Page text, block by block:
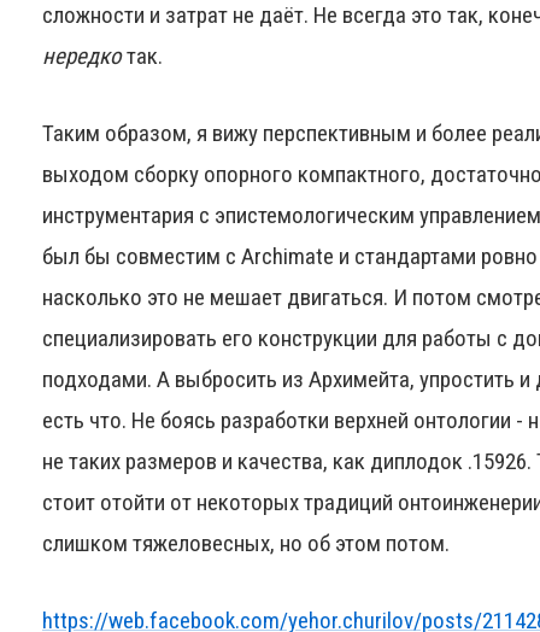
сложности и затрат не даёт. Не всегда это так,
нередкотак.
Таким образом, я вижу перспективным и более
выходом сборку опорного компактного,
инструментария с эпистемологическим
был бы совместим с Archimate и стандартами
насколько это не мешает двигаться. И потом
специализировать его конструкции для работы с
подходами. А выбросить из Архимейта, упростить и
есть что. Не боясь разработки верхней онтологии -
не таких размеров и качества, как диплодок
стоит отойти от некоторых традиций
слишком тяжеловесных, но об этом потом.
https://web.facebook.com/yehor.churilov/posts/